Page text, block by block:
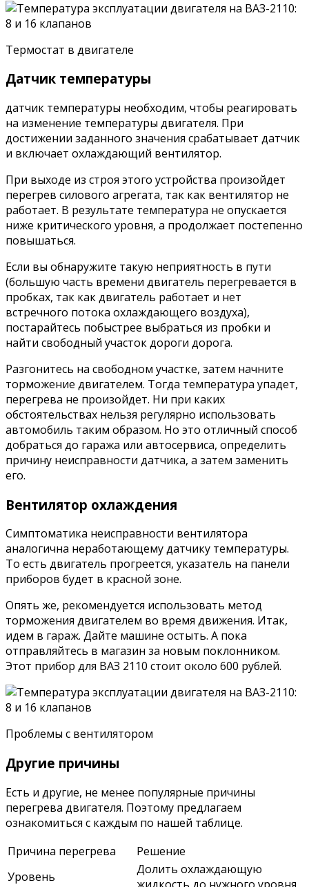
Термостат в двигателе
Датчик температуры
датчик температуры необходим, чтобы реагировать
на изменение температуры двигателя. При
достижении заданного значения срабатывает датчик
и включает охлаждающий вентилятор.
При выходе из строя этого устройства произойдет
перегрев силового агрегата, так как вентилятор не
работает. В результате температура не опускается
ниже критического уровня, а продолжает постепенно
повышаться.
Если вы обнаружите такую ​​неприятность в пути
(большую часть времени двигатель перегревается в
пробках, так как двигатель работает и нет
встречного потока охлаждающего воздуха),
постарайтесь побыстрее выбраться из пробки и
найти свободный участок дороги дорога.
Разгонитесь на свободном участке, затем начните
торможение двигателем. Тогда температура упадет,
перегрева не произойдет. Ни при каких
обстоятельствах нельзя регулярно использовать
автомобиль таким образом. Но это отличный способ
добраться до гаража или автосервиса, определить
причину неисправности датчика, а затем заменить
его.
Вентилятор охлаждения
Симптоматика неисправности вентилятора
аналогична неработающему датчику температуры.
То есть двигатель прогреется, указатель на панели
приборов будет в красной зоне.
Опять же, рекомендуется использовать метод
торможения двигателем во время движения. Итак,
идем в гараж. Дайте машине остыть. А пока
отправляйтесь в магазин за новым поклонником.
Этот прибор для ВАЗ 2110 стоит около 600 рублей.
Проблемы с вентилятором
Другие причины
Есть и другие, не менее популярные причины
перегрева двигателя. Поэтому предлагаем
ознакомиться с каждым по нашей таблице.
Причина перегрева
Решение
Уровень
Долить охлаждающую